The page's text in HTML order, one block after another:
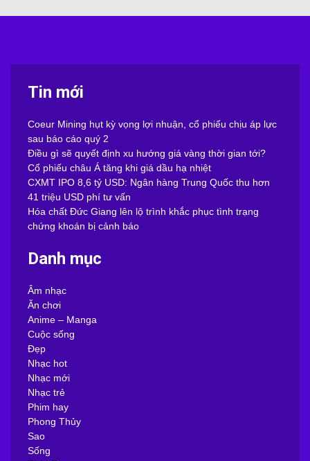
Tin mới
Coeur Mining hụt kỳ vọng lợi nhuận, cổ phiếu chịu áp lực
sau báo cáo quý 2
Điều gì sẽ quyết định xu hướng giá vàng thời gian tới?
Cổ phiếu châu Á tăng khi giá dầu hạ nhiệt
CXMT IPO 8,6 tỷ USD: Ngân hàng Trung Quốc thu hơn
41 triệu USD phí tư vấn
Hóa chất Đức Giang lên lộ trình khắc phục tình trạng
chứng khoán bị cảnh báo
Danh mục
Âm nhạc
Ăn chơi
Anime – Manga
Cuộc sống
Đẹp
Nhạc hot
Nhạc mới
Nhạc trẻ
Phim hay
Phong Thủy
Sao
Sống